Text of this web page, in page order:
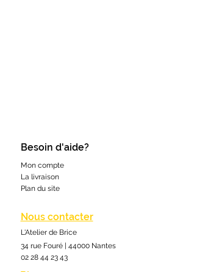
Besoin d'aide?
Mon compte
La livraison
Plan du site
Nous contacter
L'Atelier de Brice
34 rue Fouré | 44000 Nantes
02 28 44 23 43